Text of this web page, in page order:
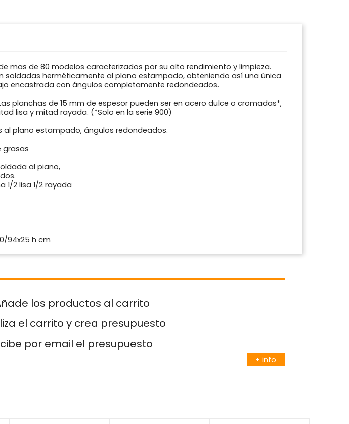
mas de 80 modelos caracterizados por su alto rendimiento y limpieza.
soldadas herméticamente al plano estampado, obteniendo así una única
encastrada con ángulos completamente redondeados.
planchas de 15 mm de espesor pueden ser en acero dulce o cromadas*,
lisa y mitad rayada. (*Solo en la serie 900)
al plano estampado, ángulos redondeados.
grasas
al piano,
1/2 lisa 1/2 rayada
94x25 h cm
los productos al carrito
el carrito y crea presupuesto
por email el presupuesto
+ info